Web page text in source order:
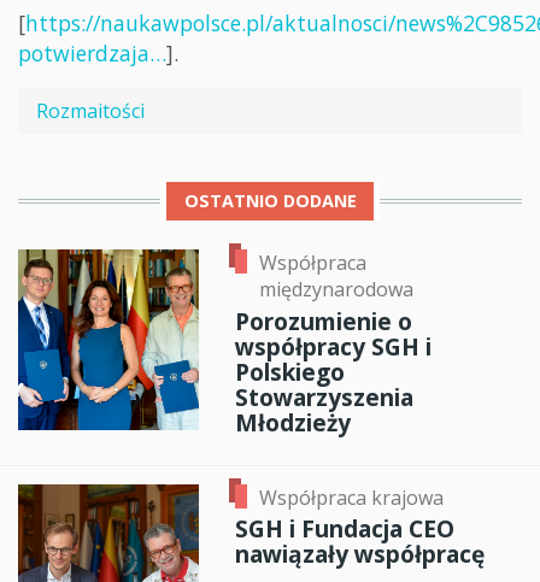
[https://naukawpolsce.pl/aktualnosci/
potwierdzaja…].
Rozmaitości
OSTATNIO DODANE
Współpraca
międzynarodowa
Porozumienie o
współpracy SGH i
Polskiego
Stowarzyszenia
Młodzieży
Współpraca krajowa
SGH i Fundacja CEO
nawiązały współpracę